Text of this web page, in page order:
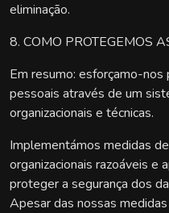
eliminação.
8. COMO PROTEGEMOS
Em resumo: esforçamo-
pessoais através de um
organizacionais e técnicas.
Implementámos medidas
organizacionais razoáveis e
proteger a segurança dos
Apesar das nossas